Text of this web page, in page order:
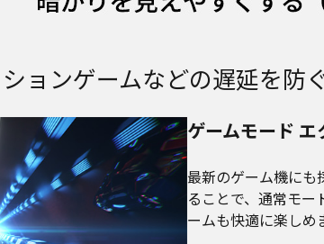
ョンゲームなどの遅延を防
ゲームモード エ
最新のゲーム機にも
ることで、通常モ
ームも快適に楽しめ